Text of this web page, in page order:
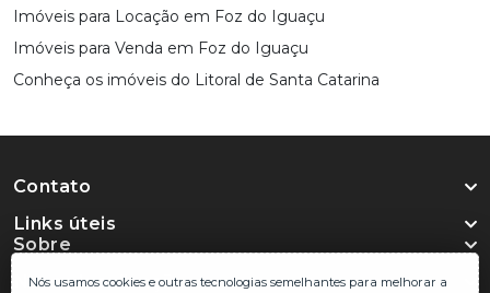
Imóveis para Locação em Foz do Iguaçu
Imóveis para Venda em Foz do Iguaçu
Conheça os imóveis do Litoral de Santa Catarina
Contato
Sobre
Nossa localização
Links úteis
Nós usamos cookies e outras tecnologias semelhantes para melhorar a